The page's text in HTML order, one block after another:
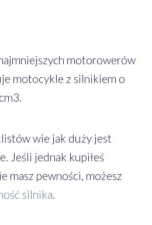
motorowerów
motocykle z silnikiem o
wie jak duży jest
Jeśli jednak kupiłeś
masz pewności, możesz
silnika.